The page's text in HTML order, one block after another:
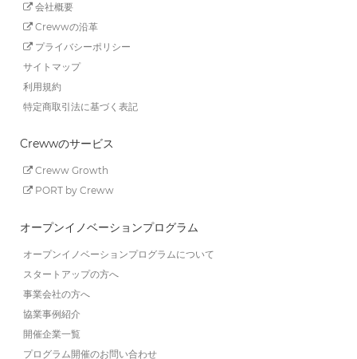
会社概要
Crewwの沿革
プライバシーポリシー
サイトマップ
利用規約
特定商取引法に基づく表記
Crewwのサービス
Creww Growth
PORT by Creww
オープンイノベーションプログラム
オープンイノベーションプログラムについて
スタートアップの方へ
事業会社の方へ
協業事例紹介
開催企業一覧
プログラム開催のお問い合わせ